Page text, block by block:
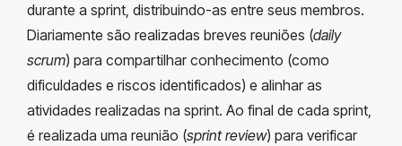
durante a sprint, distribuindo-as entre seus membros.
Diariamente são realizadas breves reuniões (daily
scrum) para compartilhar conhecimento (como
dificuldades e riscos identificados) e alinhar as
atividades realizadas na sprint. Ao final de cada sprint,
é realizada uma reunião (sprint review) para verificar